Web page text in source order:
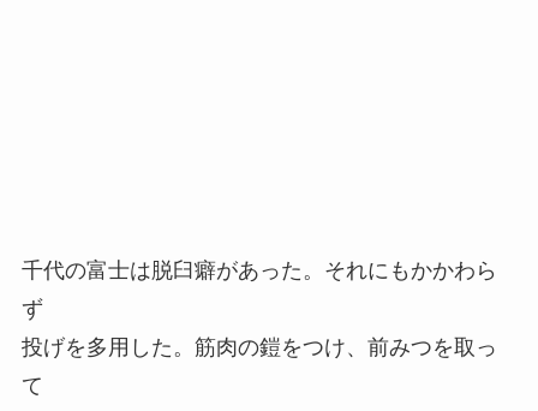
千代の富士は脱臼癖があった。それにもかかわら
ず
投げを多用した。筋肉の鎧をつけ、前みつを取っ
て